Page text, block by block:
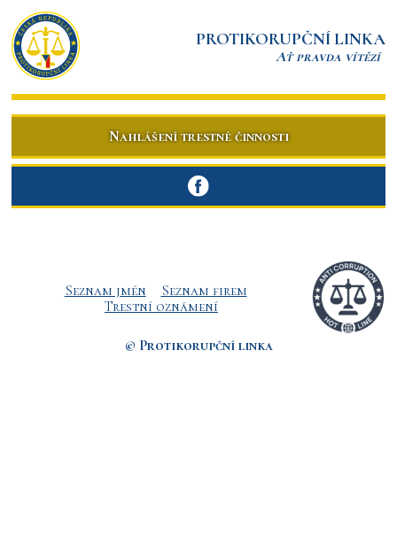
PROTIKORUPČNÍ LINKA
Ať pravda vítězí
Nahlášení trestné činnosti
Seznam jmén
Seznam firem
Trestní oznámení
© Protikorupční linka